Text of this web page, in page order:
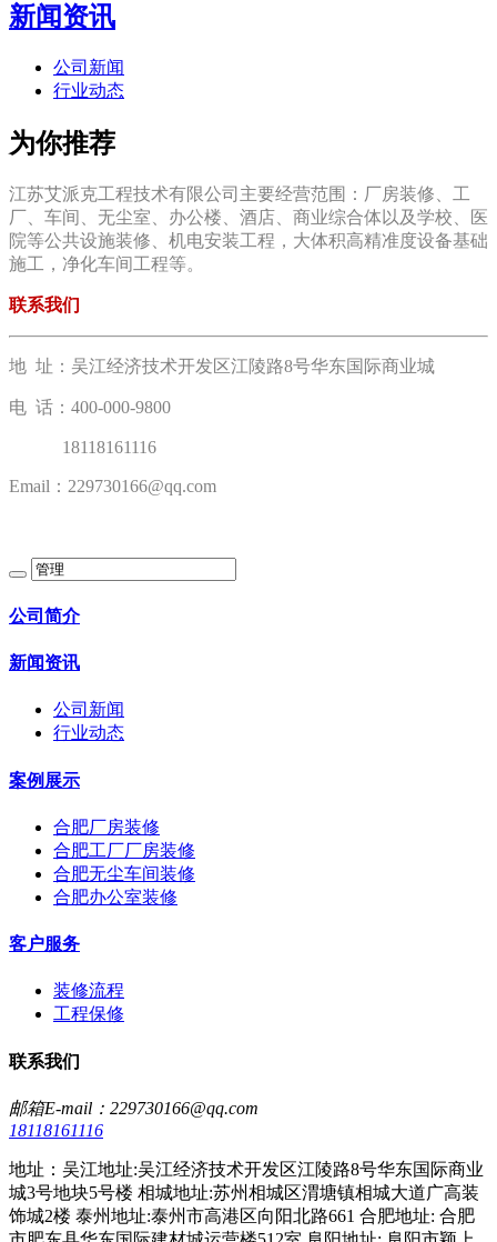
新闻资讯
公司新闻
行业动态
为你推荐
江苏艾派克工程技术有限公司主要经营范围：厂房装修、工
厂、车间、无尘室、办公楼、酒店、商业综合体以及学校、医
院等公共设施装修、机电安装工程，大体积高精准度设备基础
施工，净化车间工程等。
联系我们
地 址：吴江经济技术开发区江陵路8号华东国际商业城
电 话：400-000-9800
18118161116
Email：229730166@qq.com
公司简介
新闻资讯
公司新闻
行业动态
案例展示
合肥厂房装修
合肥工厂厂房装修
合肥无尘车间装修
合肥办公室装修
客户服务
装修流程
工程保修
联系我们
邮箱E-mail：229730166@qq.com
18118161116
地址：吴江地址:吴江经济技术开发区江陵路8号华东国际商业
城3号地块5号楼 相城地址:苏州相城区渭塘镇相城大道广高装
饰城2楼 泰州地址:泰州市高港区向阳北路661 合肥地址: 合肥